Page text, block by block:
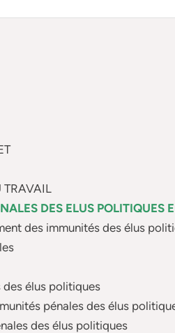
TRAVAIL
DES ELUS POLITIQUES
des immunités des élus
des élus politiques
pénales des élus
des élus politiques